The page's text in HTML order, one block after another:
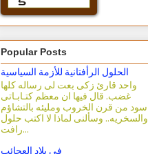
Popular Posts
الحلول الرأفتانية للأزمة السياسية
واحد قارئ زكى بعت لى رساله كلها
غضب. قال فيها ان معظم كتـابـاتى
اسود من قرن الخروب ومليئه بالتشاؤم
والسخريه.. وسألنى لماذا لا اكتب حلول
رافت...
فى بلاد العجائب